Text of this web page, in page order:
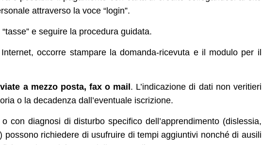
attraverso la voce “login”.
e seguire la procedura guidata.
occorre stampare la domanda-ricevuta e il modulo per il
a mezzo posta, fax o mail. L’indicazione di dati non veritieri
o la decadenza dall’eventuale iscrizione.
con diagnosi di disturbo specifico dell’apprendimento (dislessia,
possono richiedere di usufruire di tempi aggiuntivi nonché di ausili